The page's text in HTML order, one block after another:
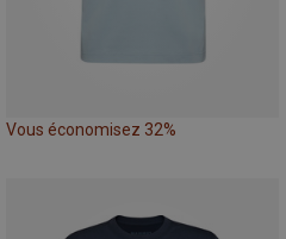
Vous économisez 32%